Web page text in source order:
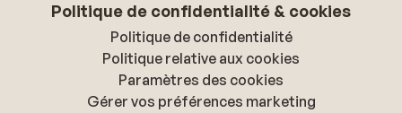
Politique de confidentialité & cookies
Politique de confidentialité
Politique relative aux cookies
Paramètres des cookies
Gérer vos préférences marketing